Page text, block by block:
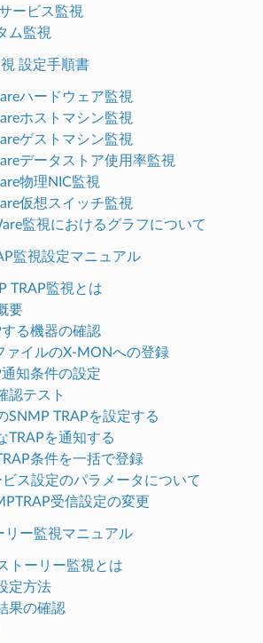
ービス監視
ム監視
設定手順書
ハードウェア監視
ホストマシン監視
ゲストマシン監視
データストア使用率監視
物理NIC監視
仮想スイッチ監視
監視におけるグラフについて
監視設定マニュアル
TRAP監視とは
要
する機器の確認
ァイルのX-MONへの登録
通知条件の設定
認テスト
SNMP TRAPを設定する
TRAPを通知する
条件を一括で登録
ス設定のパラメータについて
受信設定の変更
リー監視マニュアル
トーリー監視とは
定方法
果の確認